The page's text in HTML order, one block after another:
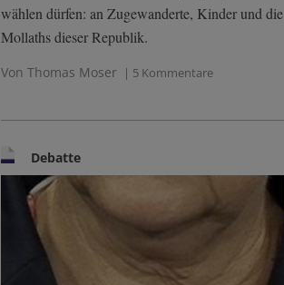
wählen dürfen: an Zugewanderte, Kinder und die
Mollaths dieser Republik.
Von Thomas Moser | 5 Kommentare
Debatte